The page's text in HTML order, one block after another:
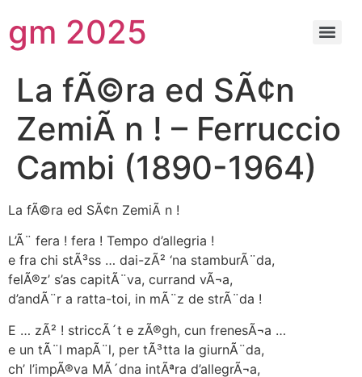
gm 2025
La fÃ©ra ed SÃ¢n
ZemiÃ n ! – Ferruccio
Cambi (1890-1964)
La fÃ©ra ed SÃ¢n ZemiÃ n !
L’Ã¨ fera ! fera ! Tempo d’allegria !
e fra chi stÃ³ss … dai-zÃ² ‘na stamburÃ¨da,
felÃ®z’ s’as capitÃ¨va, currand vÃ¬a,
d’andÃ¨r a ratta-toi, in mÃ¨z de strÃ¨da !
E … zÃ² ! striccÃ´t e zÃ®gh, cun frenesÃ¬a …
e un tÃ¨l mapÃ¨l, per tÃ³tta la giurnÃ¨da,
ch’ l’impÃ®va MÃ´dna intÃªra d’allegrÃ¬a,